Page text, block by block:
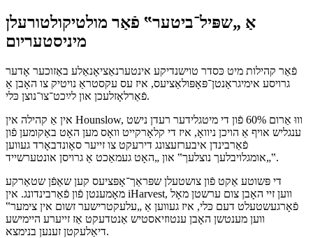
אַ „שפּיל־ביטער‟ פֿאַר מולטיקולטורעלן
מיניסטעריום
פֿאַר קהילות מיט כּסדר טוישנדיקע אינטערנאַציאָנאַלע באַזוכער אָדער
גרויסע אימיגראַנטן־פּאָפּולאַציעס, איז עס עקסטראַ נויטיק צו האָבן אַ
פֿאַרלאָזלעכן און לײַכט־צו־נוצן כּלי.
אין אַ קהילה אין Hounslow, וווּ אַרום 60% פֿון די מיטגלידער רעדן נישט
ענגליש אויף אַ הויכן ניוואָ, איז די קלאָרקייט וואָס מען האָט באַקומען פֿון
פֿאַרבינדן איבערזעצונג דירעקט צו זייער סאָונדבאָרד געווען
„אומגלויבלעך נוצלעך‟ און „האָט געמאַכט אַ גרויסן אונטערשייד‟.
די פּשוטע אַקט פֿון צושטעלן שפּראַך־אָפּציעס קען שאַפֿן שטאַרקע
מאָמענטן פֿון פֿאַרבינדונג. אין iHarvest, ווען זיי האָבן צום ערשטן מאָל
פֿאָרגעשטעלט דעם כּלי, איז געווען אַ „עלעקטרישער זשום אין צימער‟
ווען מענטשן האָבן ענטוזיאסטיש אַנטדעקט אַז זייערע היימישע
דיאַלעקטן זענען בנימצא.